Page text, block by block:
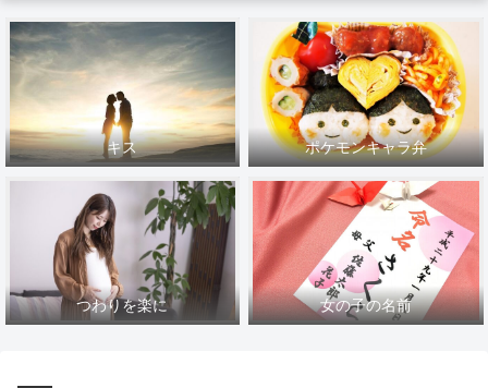
キス ポケモンキャラ弁
つわりを楽に 女の子の名前